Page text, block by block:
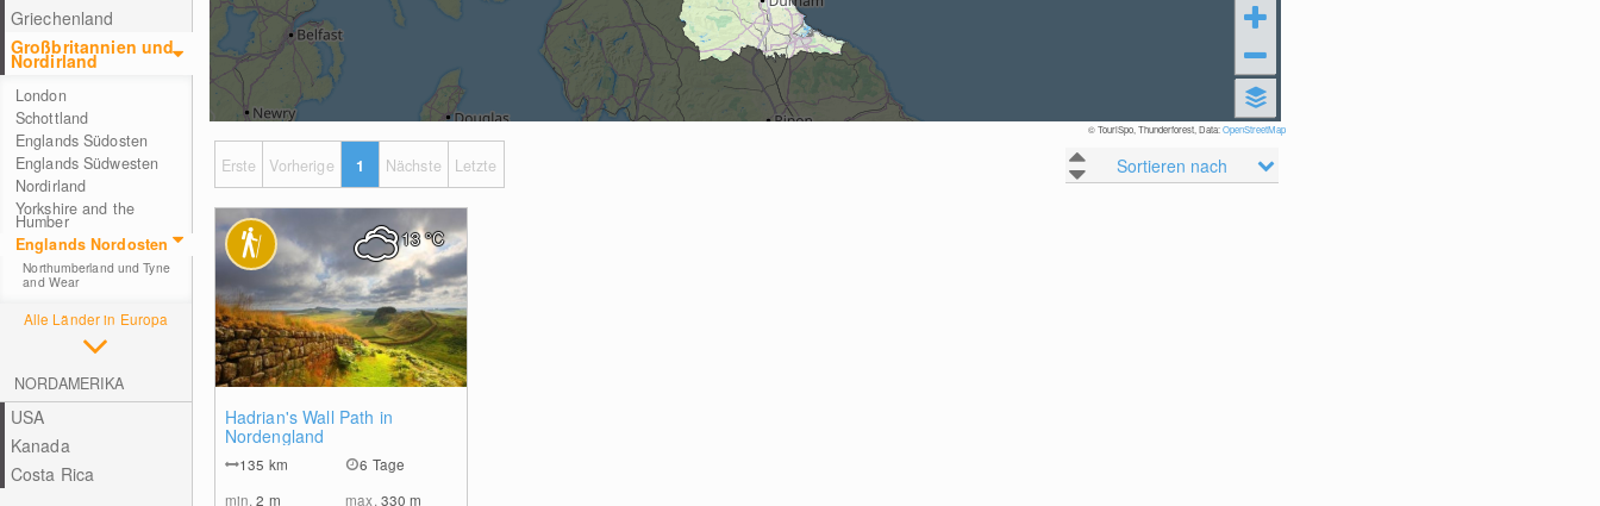
Griechenland
Großbritannien und
Nordirland
London
Schottland
Englands Südosten
Englands Südwesten
Nordirland
Yorkshire and the
Humber
Englands Nordosten
Northumberland und Tyne
and Wear
Alle Länder in Europa
NORDAMERIKA
USA
Kanada
Costa Rica
© TouriSpo, Thunderforest, Data:OpenStreetMap
Sortieren nach
Erste Vorherige 1 Nächste Letzte
Hadrian's Wall Path in
Nordengland
135 km
6 Tage
min.2 m max. 330m
13°C